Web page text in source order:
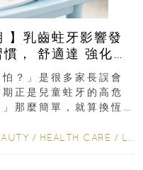
】乳齒蛀牙影響發
化琺
？」是很多家長誤會
正是兒童蛀牙的高危
那麼簡單，就算換恆
/ HEALTH CARE / LIFESTYLE